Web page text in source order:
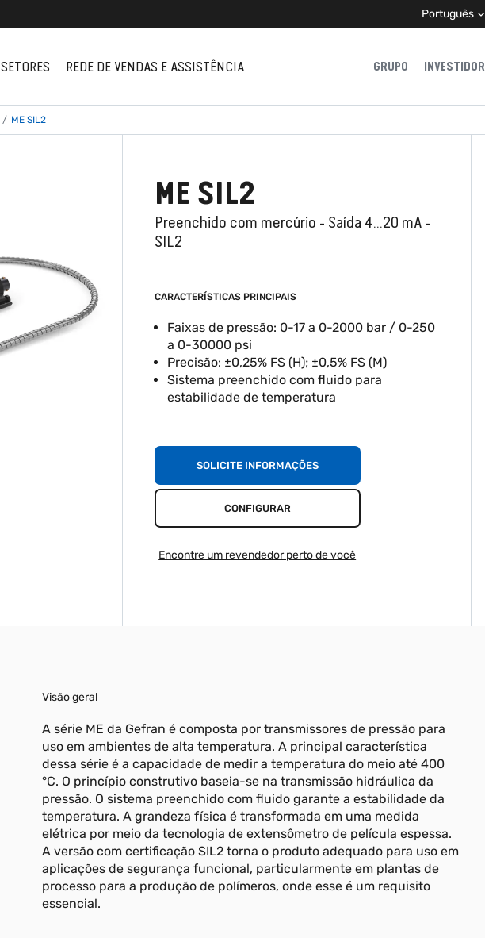
Português
SETORES REDE DE VENDAS E ASSISTÊNCIA GRUPO INVESTIDOR
ME SIL2
ME SIL2
Preenchido com mercúrio - Saída 4...20 mA -
SIL2
CARACTERÍSTICAS PRINCIPAIS
Faixas de pressão: 0-17 a 0-2000 bar / 0-250
a 0-30000 psi
Precisão: ±0,25% FS (H); ±0,5% FS (M)
Sistema preenchido com fluido para
estabilidade de temperatura
SOLICITE INFORMAÇÕES
CONFIGURAR
Encontre um revendedor perto de você
Visão geral
A série ME da Gefran é composta por transmissores de pressão para
uso em ambientes de alta temperatura. A principal característica
dessa série é a capacidade de medir a temperatura do meio até 400
°C. O princípio construtivo baseia-se na transmissão hidráulica da
pressão. O sistema preenchido com fluido garante a estabilidade da
temperatura. A grandeza física é transformada em uma medida
elétrica por meio da tecnologia de extensômetro de película espessa.
A versão com certificação SIL2 torna o produto adequado para uso em
aplicações de segurança funcional, particularmente em plantas de
processo para a produção de polímeros, onde esse é um requisito
essencial.